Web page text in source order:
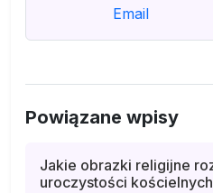
Email
Powiązane wpisy
Jakie obrazki religijne
uroczystości